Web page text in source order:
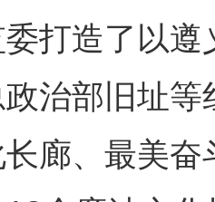
打造了以
治部旧址
廊、最美